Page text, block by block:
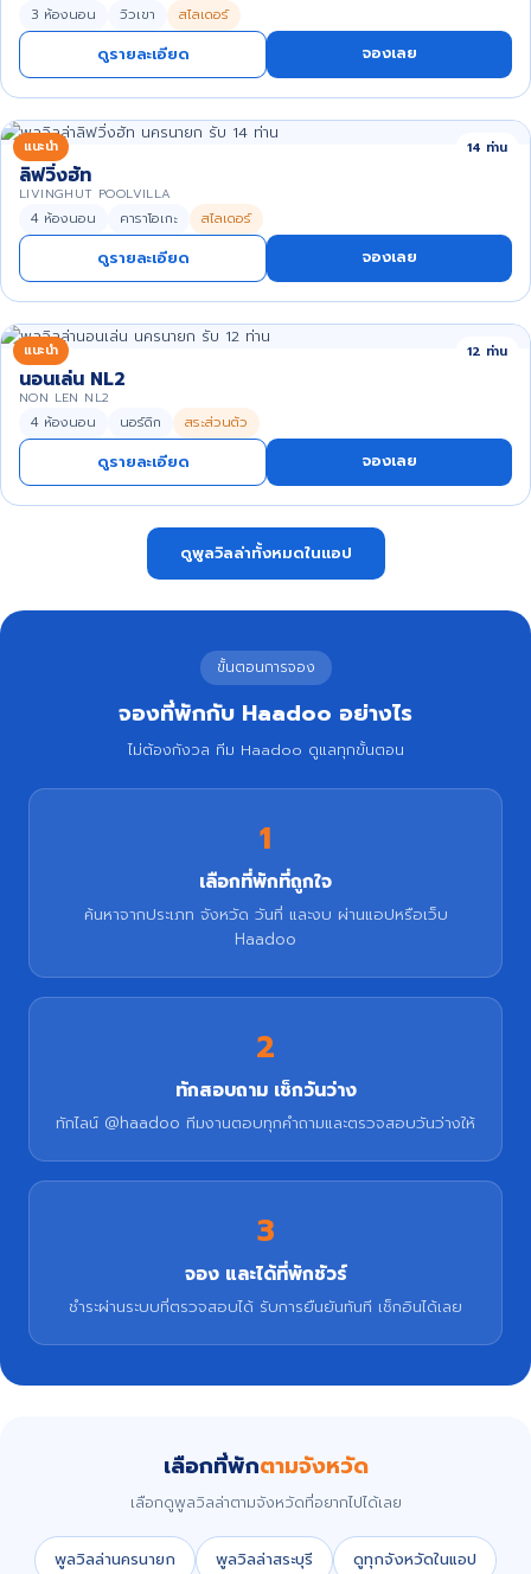
3 ห้องนอน วิวเขา สไลเดอร์
ดูรายละเอียด จองเลย
แนะนำ 14 ท่าน
ลิฟวิ่งฮัท
LIVINGHUT POOLVILLA
4 ห้องนอน คาราโอเกะ สไลเดอร์
ดูรายละเอียด จองเลย
แนะนำ 12 ท่าน
นอนเล่น NL2
NON LEN NL2
4 ห้องนอน นอร์ดิก สระส่วนตัว
ดูรายละเอียด จองเลย
ดูพูลวิลล่าทั้งหมดในแอป
ขั้นตอนการจอง
จองที่พักกับ Haadoo อย่างไร
ไม่ต้องกังวล ทีม Haadoo ดูแลทุกขั้นตอน
1
เลือกที่พักที่ถูกใจ
ค้นหาจากประเภท จังหวัด วันที่ และงบ ผ่านแอปหรือเว็บ
Haadoo
2
ทักสอบถาม เช็กวันว่าง
ทักไลน์ @haadoo ทีมงานตอบทุกคำถามและตรวจสอบวันว่างให้
3
จอง และได้ที่พักชัวร์
ชำระผ่านระบบที่ตรวจสอบได้ รับการยืนยันทันที เช็กอินได้เลย
เลือกที่พักตามจังหวัด
เลือกดูพูลวิลล่าตามจังหวัดที่อยากไปได้เลย
พูลวิลล่านครนายก พูลวิลล่าสระบุรี ดูทุกจังหวัดในแอป